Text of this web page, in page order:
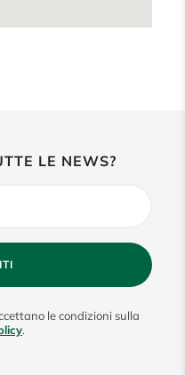
LE NEWS?
le condizioni sulla
.